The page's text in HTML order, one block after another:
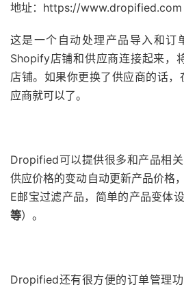
地址：https://www.dropified.com
这是一个自动处理产品导入和订
Shopify店铺和供应商连接起来，
店铺。如果你更换了供应商的话
应商就可以了。
Dropified可以提供很多和产品相
供应价格的变动自动更新产品价格
E邮宝过滤产品，简单的产品变体
等）。
Dropified还有很方便的订单管理